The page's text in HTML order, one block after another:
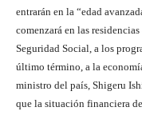
entrarán en la “edad
comenzará en las
Seguridad Social, a los
último término, a la
ministro del país, Shigeru
que la situación financiera